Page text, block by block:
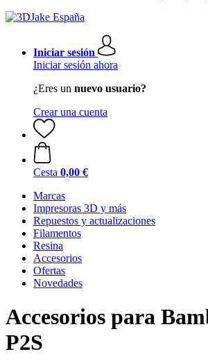
Iniciar sesión
Iniciar sesión ahora
¿Eres un nuevo usuario?
Crear una cuenta
Cesta 0,00 €
Marcas
Impresoras 3D y más
Repuestos y actualizaciones
Filamentos
Resina
Accesorios
Ofertas
Novedades
Accesorios para
P2S